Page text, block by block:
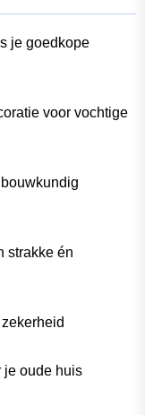
je goedkope
voor vochtige
strakke én
je oude huis